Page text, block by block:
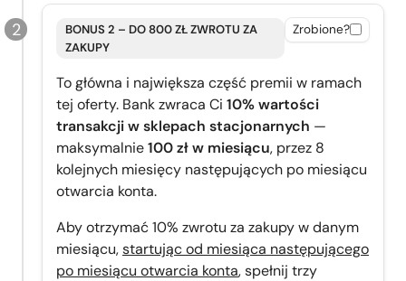
BONUS 2 – DO 800 ZŁ ZWROTU ZA
ZAKUPY
Zrobione?
To główna i największa część premii w ramach
tej oferty. Bank zwraca Ci 10% wartości
transakcji w sklepach stacjonarnych —
maksymalnie100 zł w miesiącu, przez 8
kolejnych miesięcy następujących po miesiącu
otwarcia konta.
Aby otrzymać 10% zwrotu za zakupy w danym
miesiącu,startując od miesiąca następującego
po miesiącu otwarcia konta, spełnij trzy